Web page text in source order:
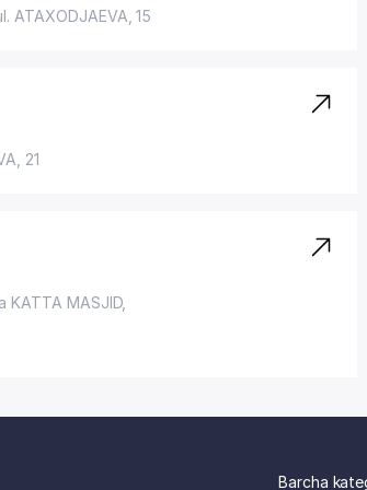
ATAXODJAEVA , 15
, 21
KATTA MASJID,
Barcha